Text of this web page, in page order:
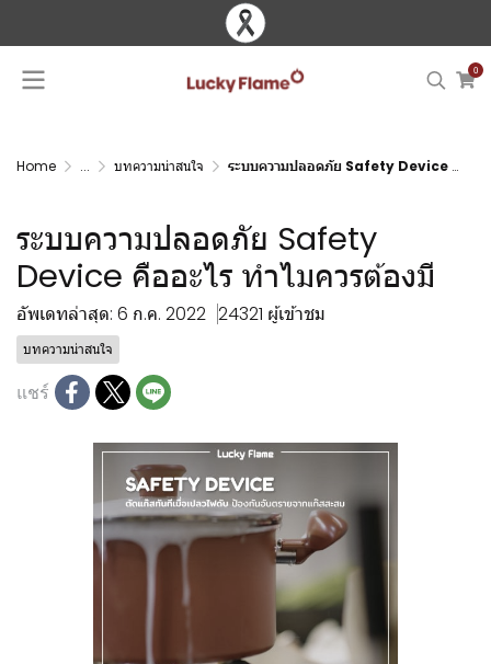
0
Home ... บทความน่าสนใจ ระบบความปลอดภัย Safety Device คืออะไร ทำไมควรต้องมี
ระบบความปลอดภัย Safety
Device คืออะไร ทำไมควรต้องมี
อัพเดทล่าสุด: 6 ก.ค. 2022 24321 ผู้เข้าชม
บทความน่าสนใจ
แชร์